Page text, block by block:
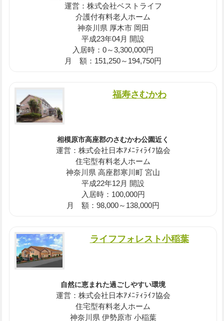
運営：株式会社ベストライフ
介護付有料老人ホーム
神奈川県 厚木市 岡田
平成23年04月 開設
入居時：0～3,300,000円
月 額：151,250～194,750円
福寿さむかわ
相模原市高座郡のさむかわ公園近く
運営：株式会社日本ｱﾒﾆﾃｨﾗｲﾌ協会
住宅型有料老人ホーム
神奈川県 高座郡寒川町 宮山
平成22年12月 開設
入居時：100,000円
月 額：98,000～138,000円
ライフフォレスト小稲葉
自然に恵まれた過ごしやすい環境
運営：株式会社日本ｱﾒﾆﾃｨﾗｲﾌ協会
住宅型有料老人ホーム
神奈川県 伊勢原市 小稲葉